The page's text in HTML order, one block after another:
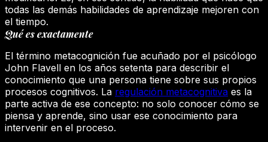
todas las demás habilidades de aprendizaje mejoren con
el tiempo.
Qué es exactamente
El término metacognición fue acuñado por el psicólogo
John Flavell en los años setenta para describir el
conocimiento que una persona tiene sobre sus propios
procesos cognitivos. La regulación metacognitiva es la
parte activa de ese concepto: no solo conocer cómo se
piensa y aprende, sino usar ese conocimiento para
intervenir en el proceso.